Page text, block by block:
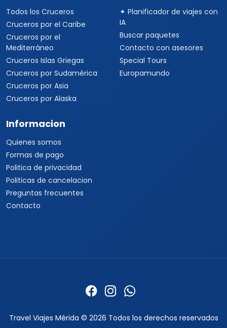
Todos los Cruceros
Cruceros por el Caribe
Cruceros por el
Mediterráneo
Cruceros Islas Griegas
Cruceros por Sudamérica
Cruceros por Asia
Cruceros por Alaska
✦ Planificador de viajes con
IA
Buscar paquetes
Contacto con asesores
Special Tours
Europamundo
Informacion
Quienes somos
Formas de pago
Politica de privacidad
Politicas de cancelacion
Preguntas frecuentes
Contacto
Travel Viajes Mérida © 2026 Todos los derechos reservados